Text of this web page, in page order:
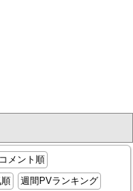
メント順
週間PVランキング